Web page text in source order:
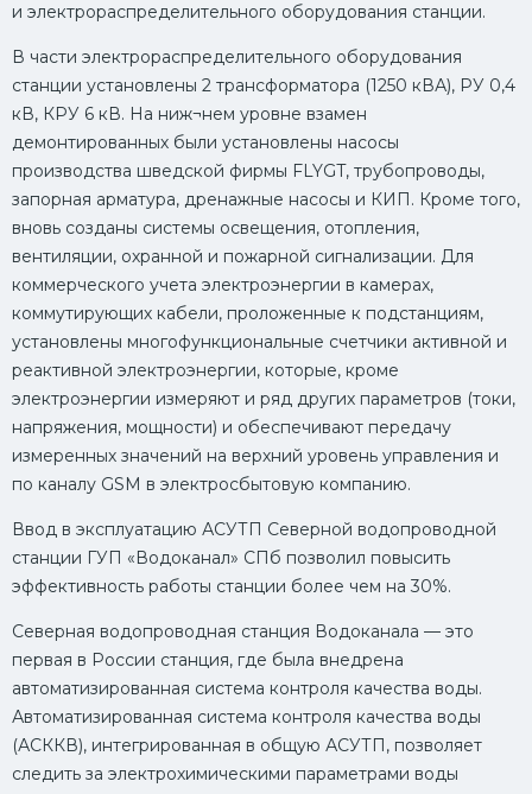
и электрораспределительного оборудования станции.
В части электрораспределительного оборудования
станции установлены 2 трансформатора (1250 кВА), РУ 0,4
кВ, КРУ 6 кВ. На ниж¬нем уровне взамен
демонтированных были установлены насосы
производства шведской фирмы FLYGT, трубопроводы,
запорная арматура, дренажные насосы и КИП. Кроме того,
вновь созданы системы освещения, отопления,
вентиляции, охранной и пожарной сигнализации. Для
коммерческого учета электроэнергии в камерах,
коммутирующих кабели, проложенные к подстанциям,
установлены многофункциональные счетчики активной и
реактивной электроэнергии, которые, кроме
электроэнергии измеряют и ряд других параметров (токи,
напряжения, мощности) и обеспечивают передачу
измеренных значений на верхний уровень управления и
по каналу GSM в электросбытовую компанию.
Ввод в эксплуатацию АСУТП Северной водопроводной
станции ГУП «Водоканал» СПб позволил повысить
эффективность работы станции более чем на 30%.
Северная водопроводная станция Водоканала — это
первая в России станция, где была внедрена
автоматизированная система контроля качества воды.
Автоматизированная система контроля качества воды
(АСККВ), интегрированная в общую АСУТП, позволяет
следить за электрохимическими параметрами воды